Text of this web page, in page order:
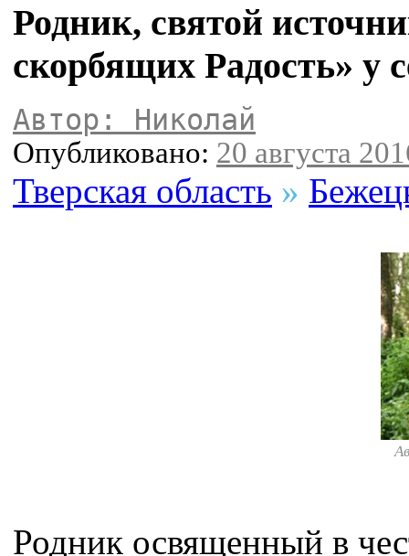
Родник, святой
скорбящих Радость» у
Автор: Николай
Опубликовано: 20 августа
Тверская область »
Родник освященный в